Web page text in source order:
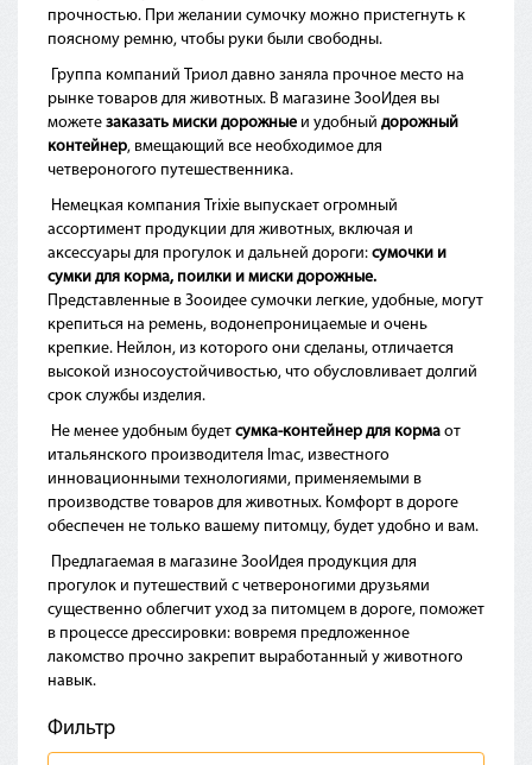
прочностью. При желании сумочку можно пристегнуть к
поясному ремню, чтобы руки были свободны.
Группа компаний Триол давно заняла прочное место на
рынке товаров для животных. В магазине ЗооИдея вы
можете заказать миски дорожные и удобный дорожный
контейнер, вмещающий все необходимое для
четвероногого путешественника.
Немецкая компания Trixie выпускает огромный
ассортимент продукции для животных, включая и
аксессуары для прогулок и дальней дороги: сумочки и
сумки для корма, поилки и миски дорожные.
Представленные в Зооидее сумочки легкие, удобные, могут
крепиться на ремень, водонепроницаемые и очень
крепкие. Нейлон, из которого они сделаны, отличается
высокой износоустойчивостью, что обусловливает долгий
срок службы изделия.
Не менее удобным будет сумка-контейнер для корма от
итальянского производителя Imac, известного
инновационными технологиями, применяемыми в
производстве товаров для животных. Комфорт в дороге
обеспечен не только вашему питомцу, будет удобно и вам.
Предлагаемая в магазине ЗооИдея продукция для
прогулок и путешествий с четвероногими друзьями
существенно облегчит уход за питомцем в дороге, поможет
в процессе дрессировки: вовремя предложенное
лакомство прочно закрепит выработанный у животного
навык.
Фильтр